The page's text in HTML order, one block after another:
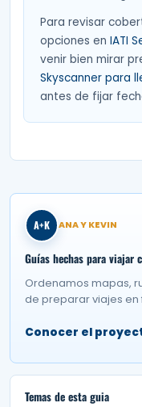
Para revisar
opciones en IATI
venir bien mirar
Skyscanner para
antes de fijar
A+K ANA Y KEVIN
Guías hechas para viajar
Ordenamos mapas,
de preparar viajes
Conocer el
Temas de esta guia